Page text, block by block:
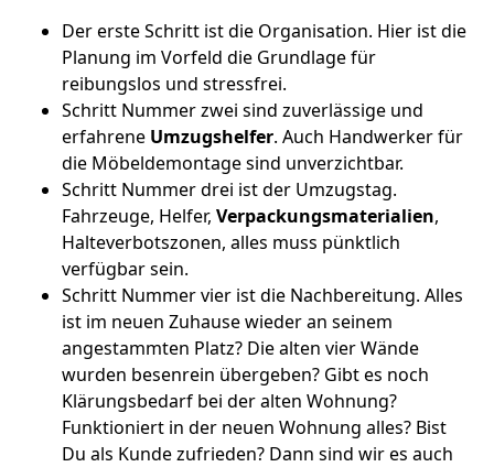
Der erste Schritt ist die Organisation. Hier ist die
Planung im Vorfeld die Grundlage für
reibungslos und stressfrei.
Schritt Nummer zwei sind zuverlässige und
erfahrene Umzugshelfer. Auch Handwerker für
die Möbeldemontage sind unverzichtbar.
Schritt Nummer drei ist der Umzugstag.
Fahrzeuge, Helfer, Verpackungsmaterialien,
Halteverbotszonen, alles muss pünktlich
verfügbar sein.
Schritt Nummer vier ist die Nachbereitung. Alles
ist im neuen Zuhause wieder an seinem
angestammten Platz? Die alten vier Wände
wurden besenrein übergeben? Gibt es noch
Klärungsbedarf bei der alten Wohnung?
Funktioniert in der neuen Wohnung alles? Bist
Du als Kunde zufrieden? Dann sind wir es auch